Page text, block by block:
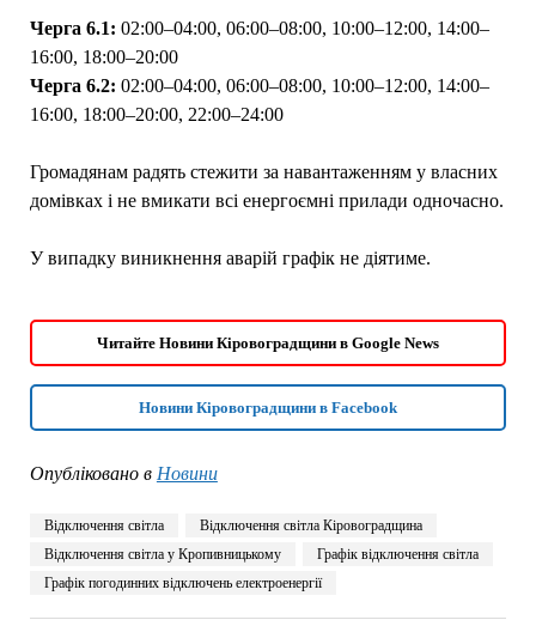
Черга 6.1: 02:00–04:00, 06:00–08:00, 10:00–12:00, 14:00–
16:00, 18:00–20:00
Черга 6.2: 02:00–04:00, 06:00–08:00, 10:00–12:00, 14:00–
16:00, 18:00–20:00, 22:00–24:00
Громадянам радять стежити за навантаженням у власних
домівках і не вмикати всі енергоємні прилади одночасно.
У випадку виникнення аварій графік не діятиме.
Читайте Новини Кіровоградщини в Google News
Новини Кіровоградщини в Facebook
Опубліковано в Новини
Відключення світла
Відключення світла Кіровоградщина
Відключення світла у Кропивницькому
Графік відключення світла
Графік погодинних відключень електроенергії